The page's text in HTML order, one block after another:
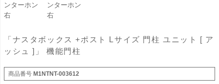
ンターホン
右
ンターホン
右
「ナスタボックス +ポスト Lサイズ 門柱 ユニット [ ア
ッシュ ]」 機能門柱
商品番号 M1NTNT-003612